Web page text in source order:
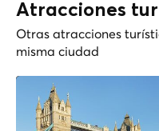
Atracciones
Otras atracciones
misma ciudad